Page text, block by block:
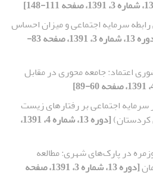
سرمایه اجتماعی و میزان احساس
[دوره 13، شماره 3، 1391، صفحه 83-
اعتماد: جامعه محوری در مقابل
سرمایه اجتماعی بر رفتارهای زیست
کردستان)
[دوره 13، شماره 4، 1391،
در پارک‌های شهری: مطالعه
[دوره 13، شماره 3، 1391، صفحه